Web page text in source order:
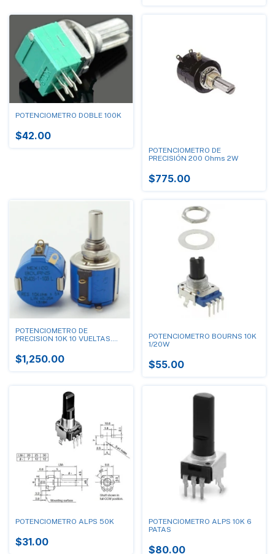
POTENCIOMETRO DOBLE 100K
$42.00
POTENCIOMETRO DE
PRECISIÓN 200 Ohms 2W
$775.00
POTENCIOMETRO DE
PRECISION 10K 10 VUELTAS.
$1,250.00
POTENCIOMETRO BOURNS 10K
1/20W
$55.00
POTENCIOMETRO ALPS 50K
$31.00
POTENCIOMETRO ALPS 10K 6
PATAS
$80.00